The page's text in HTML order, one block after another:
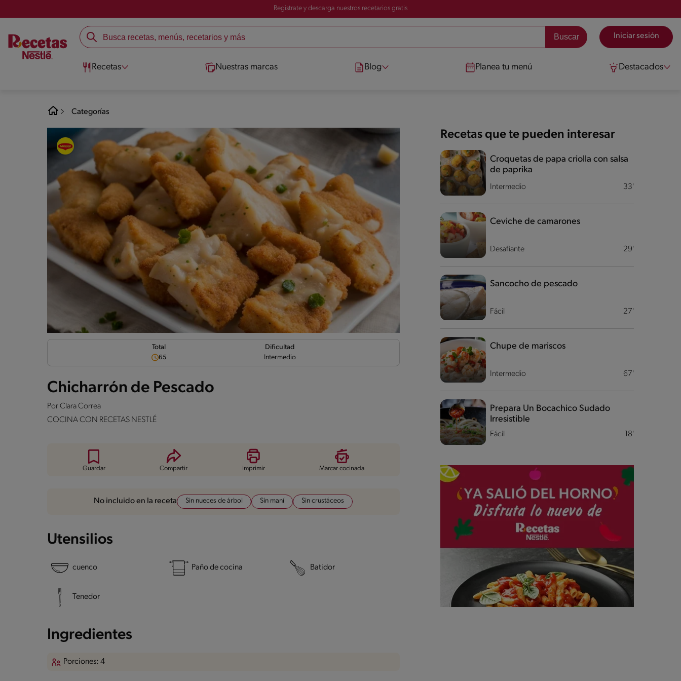
Registrate y descarga nuestros recetarios gratis
Iniciar sesión
Recetas Nuestras marcas Blog Planea tu menú Destacados
Categorías
Total
65
Dificultad
Intermedio
Chicharrón de Pescado
PorClara Correa
COCINA CON RECETAS NESTLÉ
Guardar Compartir Imprimir Marcar cocinada
No incluido en la receta Sin nueces de árbol Sin maní Sin crustáceos
Utensilios
cuenco Paño de cocina Batidor
Tenedor
Ingredientes
Porciones: 4
Recetas que te pueden interesar
Intermedio 33'
Croquetas de papa criolla con salsa
de paprika
Desafiante 29'
Ceviche de camarones
Fácil 27'
Sancocho de pescado
Intermedio 67'
Chupe de mariscos
Fácil 18'
Prepara Un Bocachico Sudado
Irresistible